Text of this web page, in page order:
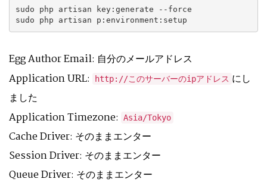
sudo php artisan key:generate --force
sudo php artisan p:environment:setup
Egg Author Email: 自分のメールアドレス
Application URL:
http://このサーバーのipアドレス にし
ました
Application Timezone:
Asia/Tokyo
Cache Driver: そのままエンター
Session Driver: そのままエンター
Queue Driver: そのままエンター